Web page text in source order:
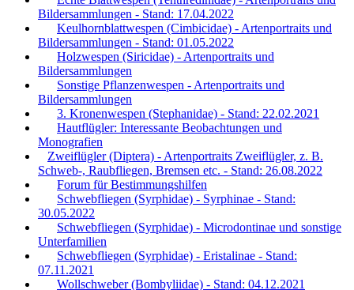
Bildersammlungen - Stand: 17.04.2022
Keulhornblattwespen (Cimbicidae) - Artenportraits und
Bildersammlungen - Stand: 01.05.2022
Holzwespen (Siricidae) - Artenportraits und
Bildersammlungen
Sonstige Pflanzenwespen - Artenportraits und
Bildersammlungen
3. Kronenwespen (Stephanidae) - Stand: 22.02.2021
Hautflügler: Interessante Beobachtungen und
Monografien
Zweiflügler (Diptera) - Artenportraits Zweiflügler, z. B.
Schweb-, Raubfliegen, Bremsen etc. - Stand: 26.08.2022
Forum für Bestimmungshilfen
Schwebfliegen (Syrphidae) - Syrphinae - Stand:
30.05.2022
Schwebfliegen (Syrphidae) - Microdontinae und sonstige
Unterfamilien
Schwebfliegen (Syrphidae) - Eristalinae - Stand:
07.11.2021
Wollschweber (Bombyliidae) - Stand: 04.12.2021